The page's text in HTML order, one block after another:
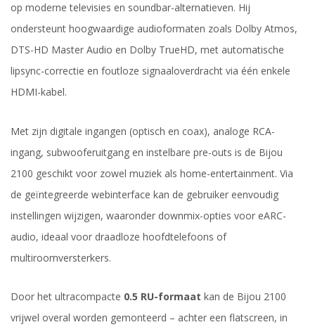
op moderne televisies en soundbar-alternatieven. Hij
ondersteunt hoogwaardige audioformaten zoals Dolby Atmos,
DTS-HD Master Audio en Dolby TrueHD, met automatische
lipsync-correctie en foutloze signaaloverdracht via één enkele
HDMI-kabel.
Met zijn digitale ingangen (optisch en coax), analoge RCA-
ingang, subwooferuitgang en instelbare pre-outs is de Bijou
2100 geschikt voor zowel muziek als home-entertainment. Via
de geïntegreerde webinterface kan de gebruiker eenvoudig
instellingen wijzigen, waaronder downmix-opties voor eARC-
audio, ideaal voor draadloze hoofdtelefoons of
multiroomversterkers.
Door het ultracompacte 0.5 RU-formaat kan de Bijou 2100
vrijwel overal worden gemonteerd – achter een flatscreen, in